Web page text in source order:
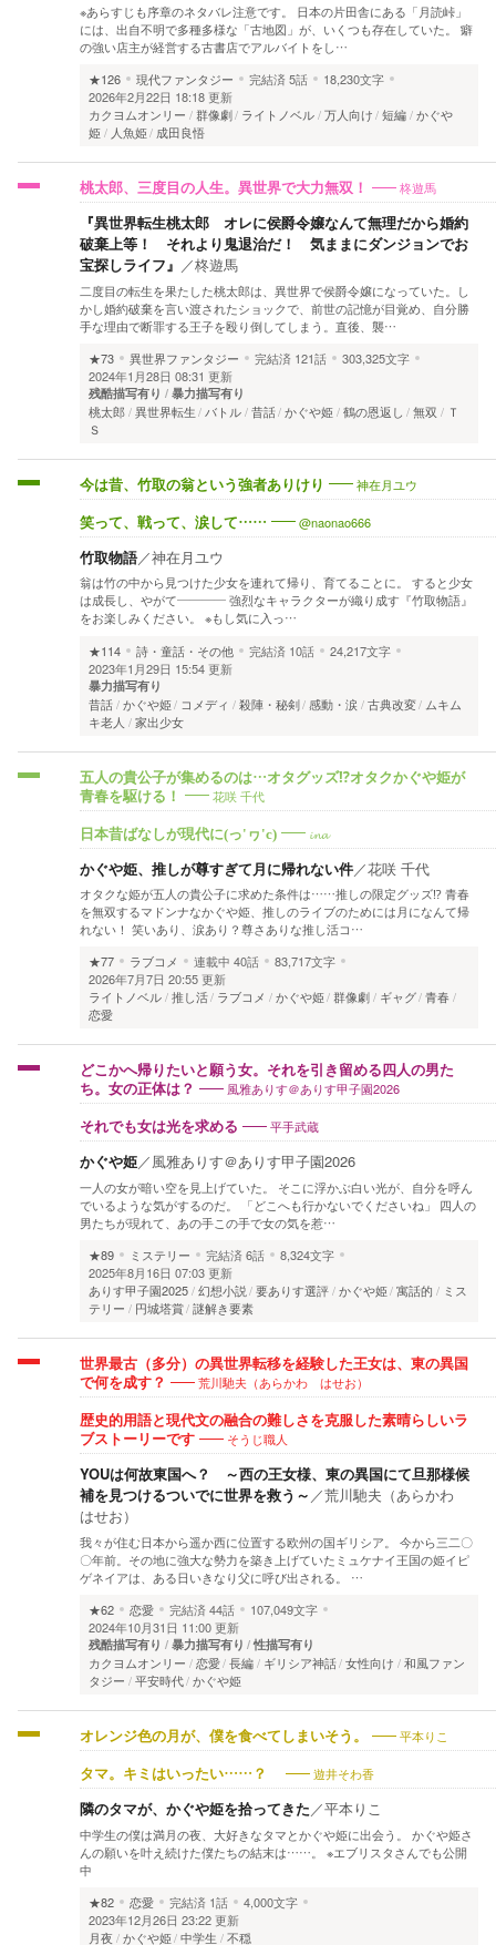
※あらすじも序章のネタバレ注意です。 日本の片田舎にある「月読峠」
には、出自不明で多種多様な「古地図」が、いくつも存在していた。 癖
の強い店主が経営する古書店でアルバイトをし…
★126
現代ファンタジー 完結済5話
18,230文字
2026年2月22日 18:18 更新
カクヨムオンリー
群像劇 ライトノベル 万人向け 短編 かぐや
姫
人魚姫 成田良悟
桃太郎、三度目の人生。異世界で大力無双！ 柊遊馬
『異世界転生桃太郎 オレに侯爵令嬢なんて無理だから婚約
破棄上等！ それより鬼退治だ！ 気ままにダンジョンでお
宝探しライフ』 ／柊遊馬
二度目の転生を果たした桃太郎は、異世界で侯爵令嬢になっていた。し
かし婚約破棄を言い渡されたショックで、前世の記憶が目覚め、自分勝
手な理由で断罪する王子を殴り倒してしまう。直後、襲…
★73
異世界ファンタジー 完結済 121話
303,325文字
2024年1月28日 08:31 更新
残酷描写有り 暴力描写有り
桃太郎 異世界転生 バトル 昔話 かぐや姫 鶴の恩返し 無双
Ｔ
Ｓ
今は昔、竹取の翁という強者ありけり 神在月ユウ
笑って、戦って、涙して…… @naonao666
竹取物語／神在月ユウ
翁は竹の中から見つけた少女を連れて帰り、育てることに。 すると少女
は成長し、やがて—――― 強烈なキャラクターが織り成す『竹取物語』
をお楽しみください。 ※もし気に入っ…
★114
詩・童話・その他 完結済 10話
24,217文字
2023年1月29日 15:54 更新
暴力描写有り
昔話 かぐや姫 コメディ 殺陣・秘剣 感動・涙 古典改変
ムキム
キ老人
家出少女
五人の貴公子が集めるのは…オタグッズ⁉︎オタクかぐや姫が
青春を駆ける！
花咲 千代
日本昔ばなしが現代に(っ'ヮ'c) 𝓲𝓷𝓪
かぐや姫、推しが尊すぎて月に帰れない件／花咲 千代
オタクな姫が五人の貴公子に求めた条件は……推しの限定グッズ⁉︎ 青春
を無双するマドンナなかぐや姫、推しのライブのためには月になんて帰
れない！ 笑いあり、涙あり？尊さありな推し活コ…
★77
ラブコメ 連載中 40話
83,717文字
2026年7月7日 20:55 更新
ライトノベル 推し活 ラブコメ かぐや姫 群像劇 ギャグ 青春
恋愛
どこかへ帰りたいと願う女。それを引き留める四人の男た
ち。女の正体は？
風雅ありす＠ありす甲子園2026
それでも女は光を求める 平手武蔵
かぐや姫／風雅ありす＠ありす甲子園2026
一人の女が暗い空を見上げていた。 そこに浮かぶ白い光が、自分を呼ん
でいるような気がするのだ。 「どこへも行かないでくださいね」 四人の
男たちが現れて、あの手この手で女の気を惹…
★89
ミステリー 完結済6話
8,324文字
2025年8月16日 07:03 更新
ありす甲子園2025 幻想小説 要ありす選評 かぐや姫 寓話的
ミス
テリー
円城塔賞 謎解き要素
世界最古（多分）の異世界転移を経験した王女は、東の異国
で何を成す？
荒川馳夫（あらかわ はせお）
歴史的用語と現代文の融合の難しさを克服した素晴らしいラ
ブストーリーです
そうじ職人
YOUは何故東国へ？ ～西の王女様、東の異国にて旦那様候
補を見つけるついでに世界を救う～ ／荒川馳夫（あらかわ
はせお）
我々が住む日本から遥か西に位置する欧州の国ギリシア。 今から三二〇
〇年前。その地に強大な勢力を築き上げていたミュケナイ王国の姫イピ
ゲネイアは、ある日いきなり父に呼び出される。 …
★62
恋愛 完結済44話
107,049文字
2024年10月31日 11:00 更新
残酷描写有り 暴力描写有り 性描写有り
カクヨムオンリー 恋愛 長編 ギリシア神話 女性向け
和風ファン
タジー
平安時代 かぐや姫
オレンジ色の月が、僕を食べてしまいそう。 平本りこ
タマ。キミはいったい……？ 遊井そわ香
隣のタマが、かぐや姫を拾ってきた／平本りこ
中学生の僕は満月の夜、大好きなタマとかぐや姫に出会う。 かぐや姫さ
んの願いを叶え続けた僕たちの結末は……。 ※エブリスタさんでも公開
中
★82
恋愛 完結済 1話
4,000文字
2023年12月26日 23:22 更新
月夜
かぐや姫 中学生 不穏